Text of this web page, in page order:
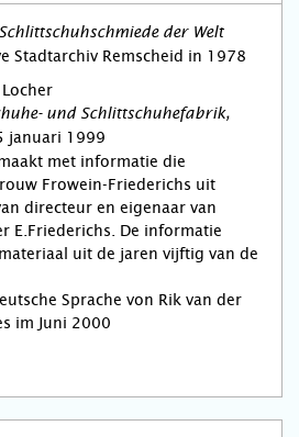
der Welt
Stadtarchiv Remscheid in 1978
und Schlittschuhefabrik,
januari 1999
met informatie die
Frowein-Friederichs uit
direc­teur en eige­naar van
E.Friederichs. De informatie
uit de jaren vijftig van de
Sprache von Rik van der
im Juni 2000